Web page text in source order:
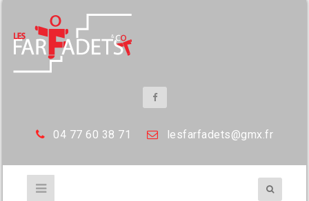
04 77 60 38 71 lesfarfadets@gmx.fr